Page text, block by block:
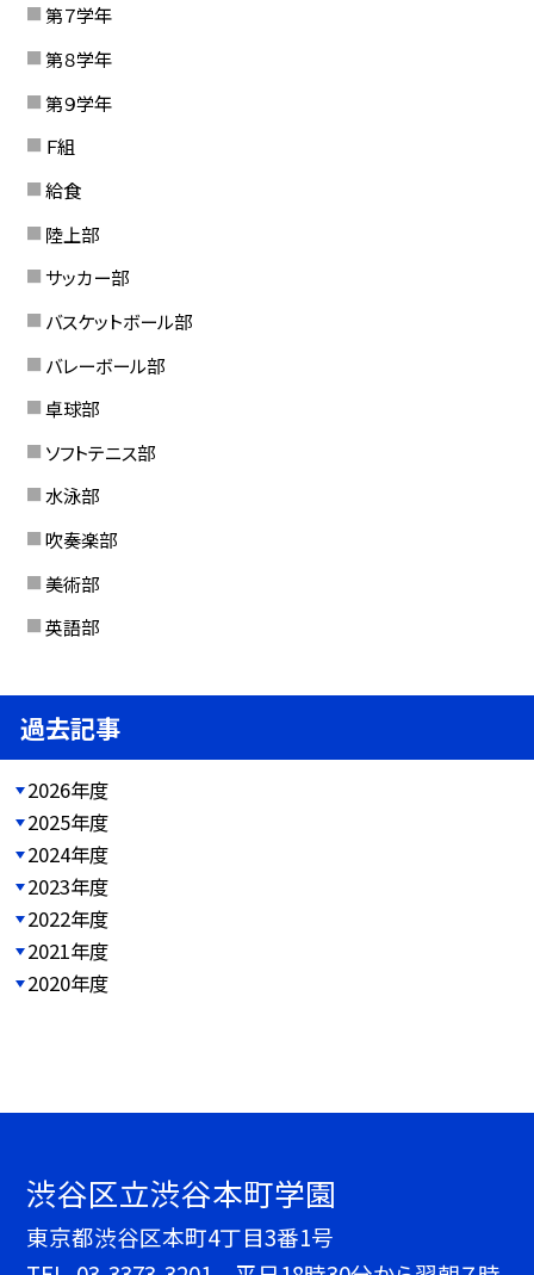
第７学年
第８学年
第９学年
Ｆ組
給食
陸上部
サッカー部
バスケットボール部
バレーボール部
卓球部
ソフトテニス部
水泳部
吹奏楽部
美術部
英語部
過去記事
2026年度
2025年度
2024年度
2023年度
2022年度
2021年度
2020年度
渋谷区立渋谷本町学園
東京都渋谷区本町4丁目3番1号